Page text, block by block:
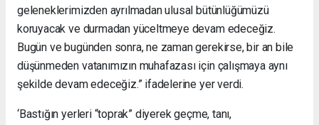
geleneklerimizden ayrılmadan ulusal bütünlüğümüzü
koruyacak ve durmadan yüceltmeye devam edeceğiz.
Bugün ve bugünden sonra, ne zaman gerekirse, bir an bile
düşünmeden vatanımızın muhafazası için çalışmaya aynı
şekilde devam edeceğiz.” ifadelerine yer verdi.
‘Bastığın yerleri “toprak” diyerek geçme, tanı,